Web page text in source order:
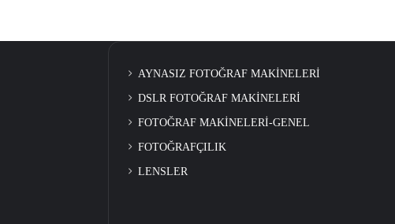
AYNASIZ FOTOĞRAF MAKİNELERİ
DSLR FOTOĞRAF MAKİNELERİ
FOTOĞRAF MAKİNELERİ-GENEL
FOTOĞRAFÇILIK
LENSLER